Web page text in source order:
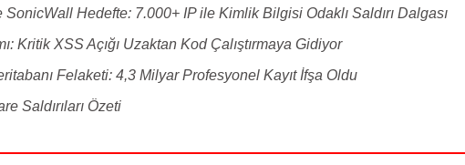
Hedefte: 7.000+ IP ile Kimlik Bilgisi Odaklı Saldırı Dalgası
Kritik XSS Açığı Uzaktan Kod Çalıştırmaya Gidiyor
Felaketi: 4,3 Milyar Profesyonel Kayıt İfşa Oldu
Saldırıları Özeti